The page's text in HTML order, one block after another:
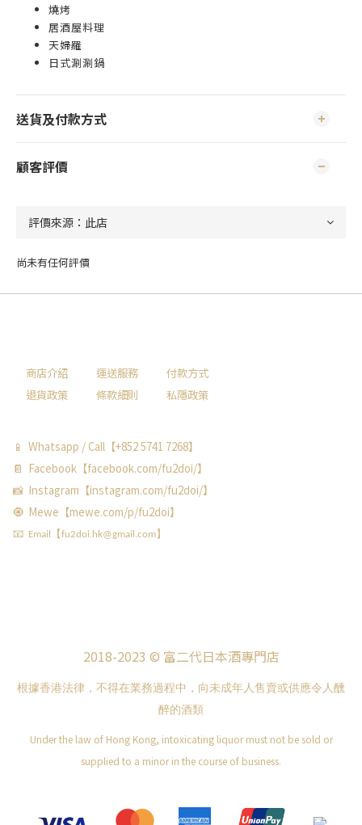
燒烤
居酒屋料理
天婦羅
日式涮涮鍋
送貨及付款方式
顧客評價
尚未有任何評價
商店介紹 運送服務
付款方式
退貨政策
條款細則 私隱政策
📱 Whatsapp / Call【+852 5741 7268】
📔 Facebook【facebook.com/fu2doi/】
📸 Instagram【instagram.com/fu2doi/】
🧿 Mewe【mewe.com/p/fu2doi】
📧 Email【fu2doi.hk@gmail.com】
2018-2023 © 富二代日本酒專門店
根據香港法律，不得在業務過程中，向未成年人售賣或供應令人醺
醉的酒類
Under the law of Hong Kong, intoxicating liquor must not be sold or
supplied to a minor in the course of business.